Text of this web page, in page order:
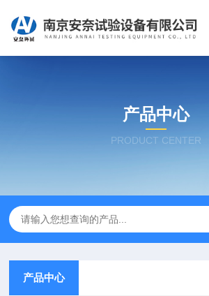
产品中心
PRODUCT CENTER
产品中心